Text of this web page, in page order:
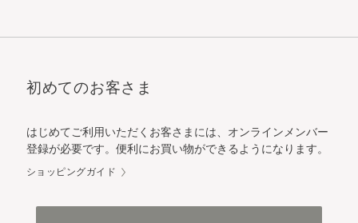
初めてのお客さま
はじめてご利用いただくお客さまには、オンラインメンバー
登録が必要です。便利にお買い物ができるようになります。
ショッピングガイド